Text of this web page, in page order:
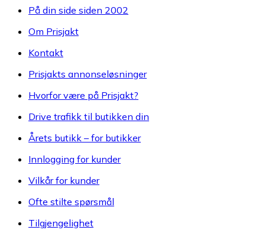
På din side siden 2002
Om Prisjakt
Kontakt
Prisjakts annonseløsninger
Hvorfor være på Prisjakt?
Drive trafikk til butikken din
Årets butikk – for butikker
Innlogging for kunder
Vilkår for kunder
Ofte stilte spørsmål
Tilgjengelighet